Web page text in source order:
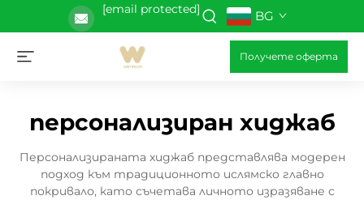
[email protected] BG
Получете оферта
персонализиран хиджаб
Персонализираната хиджаб представлява модерен
подход към традиционното ислямско главно
покривало, като съчетава личното изразяване с